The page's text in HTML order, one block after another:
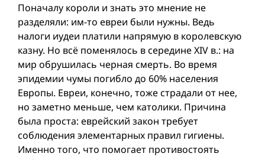
Поначалу короли и знать это мнение не
разделяли: им-то евреи были нужны. Ведь
налоги иудеи платили напрямую в королевскую
казну. Но всё поменялось в середине XIV в.: на
мир обрушилась черная смерть. Во время
эпидемии чумы погибло до 60% населения
Европы. Евреи, конечно, тоже страдали от нее,
но заметно меньше, чем католики. Причина
была проста: еврейский закон требует
соблюдения элементарных правил гигиены.
Именно того, что помогает противостоять